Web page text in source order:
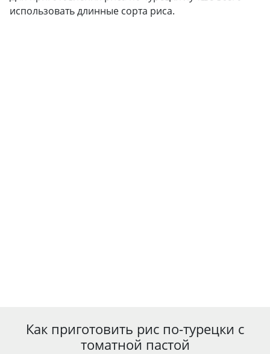
использовать длинные сорта риса.
Как приготовить рис по-турецки с
томатной пастой